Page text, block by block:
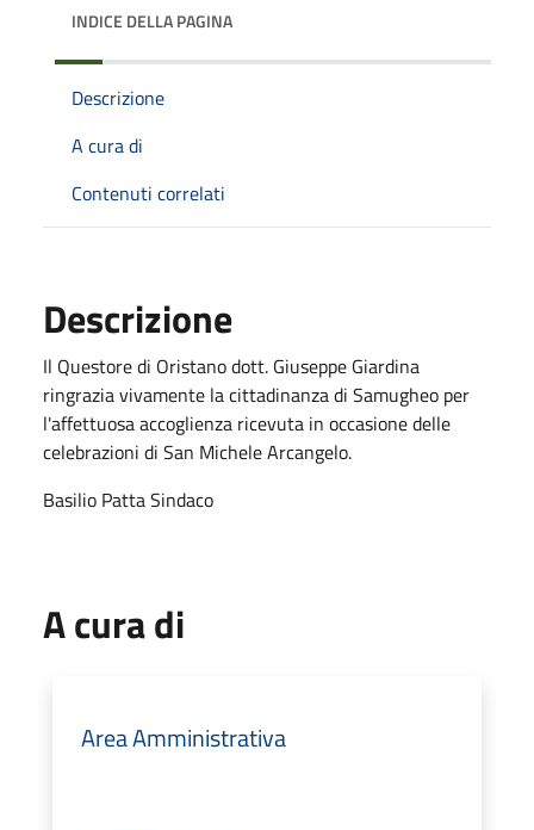
INDICE DELLA PAGINA
Descrizione
A cura di
Contenuti correlati
Descrizione
Il Questore di Oristano dott. Giuseppe Giardina
ringrazia vivamente la cittadinanza di Samugheo per
l'affettuosa accoglienza ricevuta in occasione delle
celebrazioni di San Michele Arcangelo.
Basilio Patta Sindaco
A cura di
Area Amministrativa